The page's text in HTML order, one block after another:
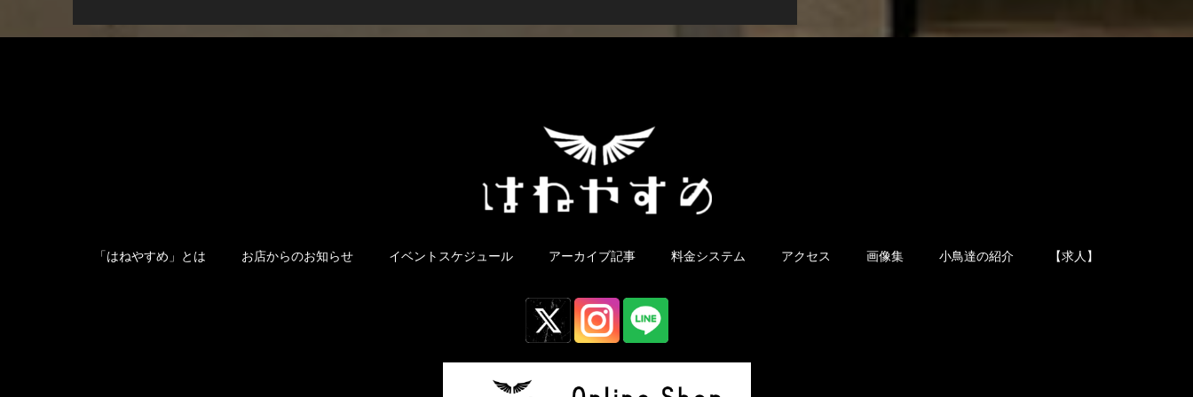
「はねやすめ」とは お店からのお知らせ イベントスケジュール アーカイブ記事 料金システム アクセス 画像集 小鳥達の紹介 【求人】